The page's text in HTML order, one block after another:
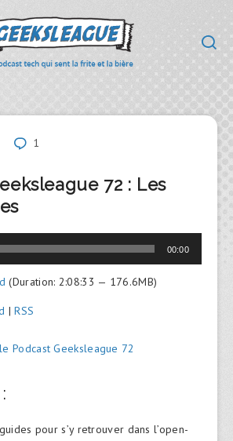
1
72 : Les
00:00
(Duration: 2:08:33 — 176.6MB)
|RSS
Podcast Geeksleague 72
pour s’y retrouver dans l’open-